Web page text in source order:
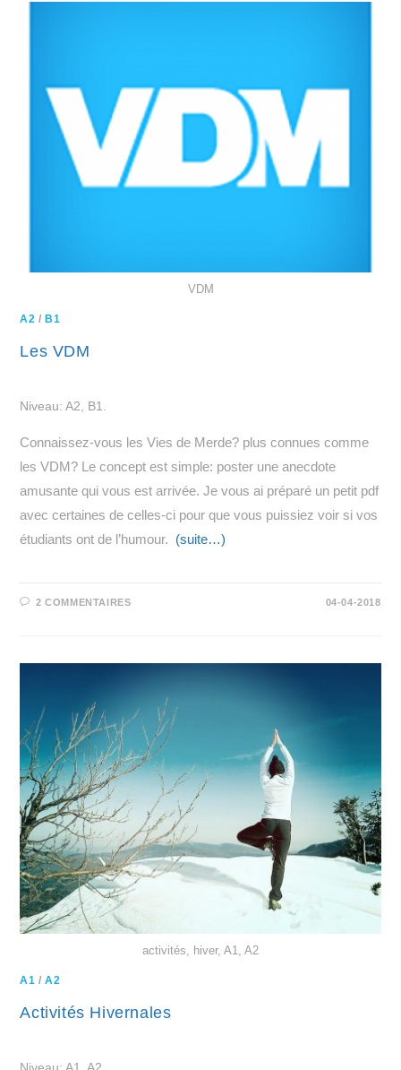
VDM
A2 /B1
Les VDM
Niveau: A2, B1.
Connaissez-vous les Vies de Merde? plus connues comme
les VDM? Le concept est simple: poster une anecdote
amusante qui vous est arrivée. Je vous ai préparé un petit pdf
avec certaines de celles-ci pour que vous puissiez voir si vos
étudiants ont de l’humour. (suite…)
2 COMMENTAIRES 04-04-2018
activités, hiver, A1, A2
A1 /A2
Activités Hivernales
Niveau: A1, A2.